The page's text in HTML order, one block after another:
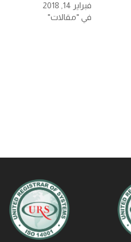
فبراير 14, 2018
في "مقالات"